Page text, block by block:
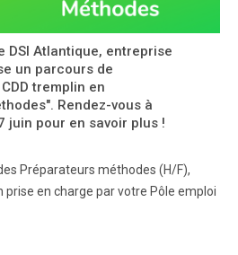
DSI Atlantique, entreprise
un parcours de
tremplin en
Rendez-vous à
juin pour en savoir plus !
Préparateurs méthodes (H/F),
en charge par votre Pôle emploi